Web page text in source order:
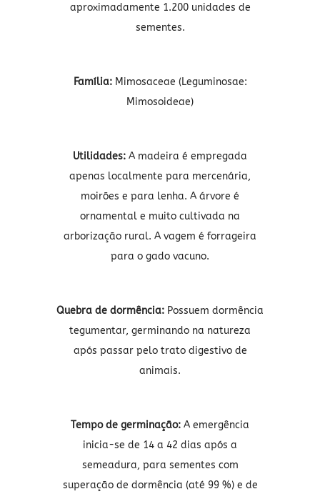
aproximadamente 1.200 unidades de
sementes.
Família: Mimosaceae (Leguminosae:
Mimosoideae)
Utilidades: A madeira é empregada
apenas localmente para mercenária,
moirões e para lenha. A árvore é
ornamental e muito cultivada na
arborização rural. A vagem é forrageira
para o gado vacuno.
Quebra de dormência: Possuem dormência
tegumentar, germinando na natureza
após passar pelo trato digestivo de
animais.
Tempo de germinação: A emergência
inicia-se de 14 a 42 dias após a
semeadura, para sementes com
superação de dormência (até 99 %) e de